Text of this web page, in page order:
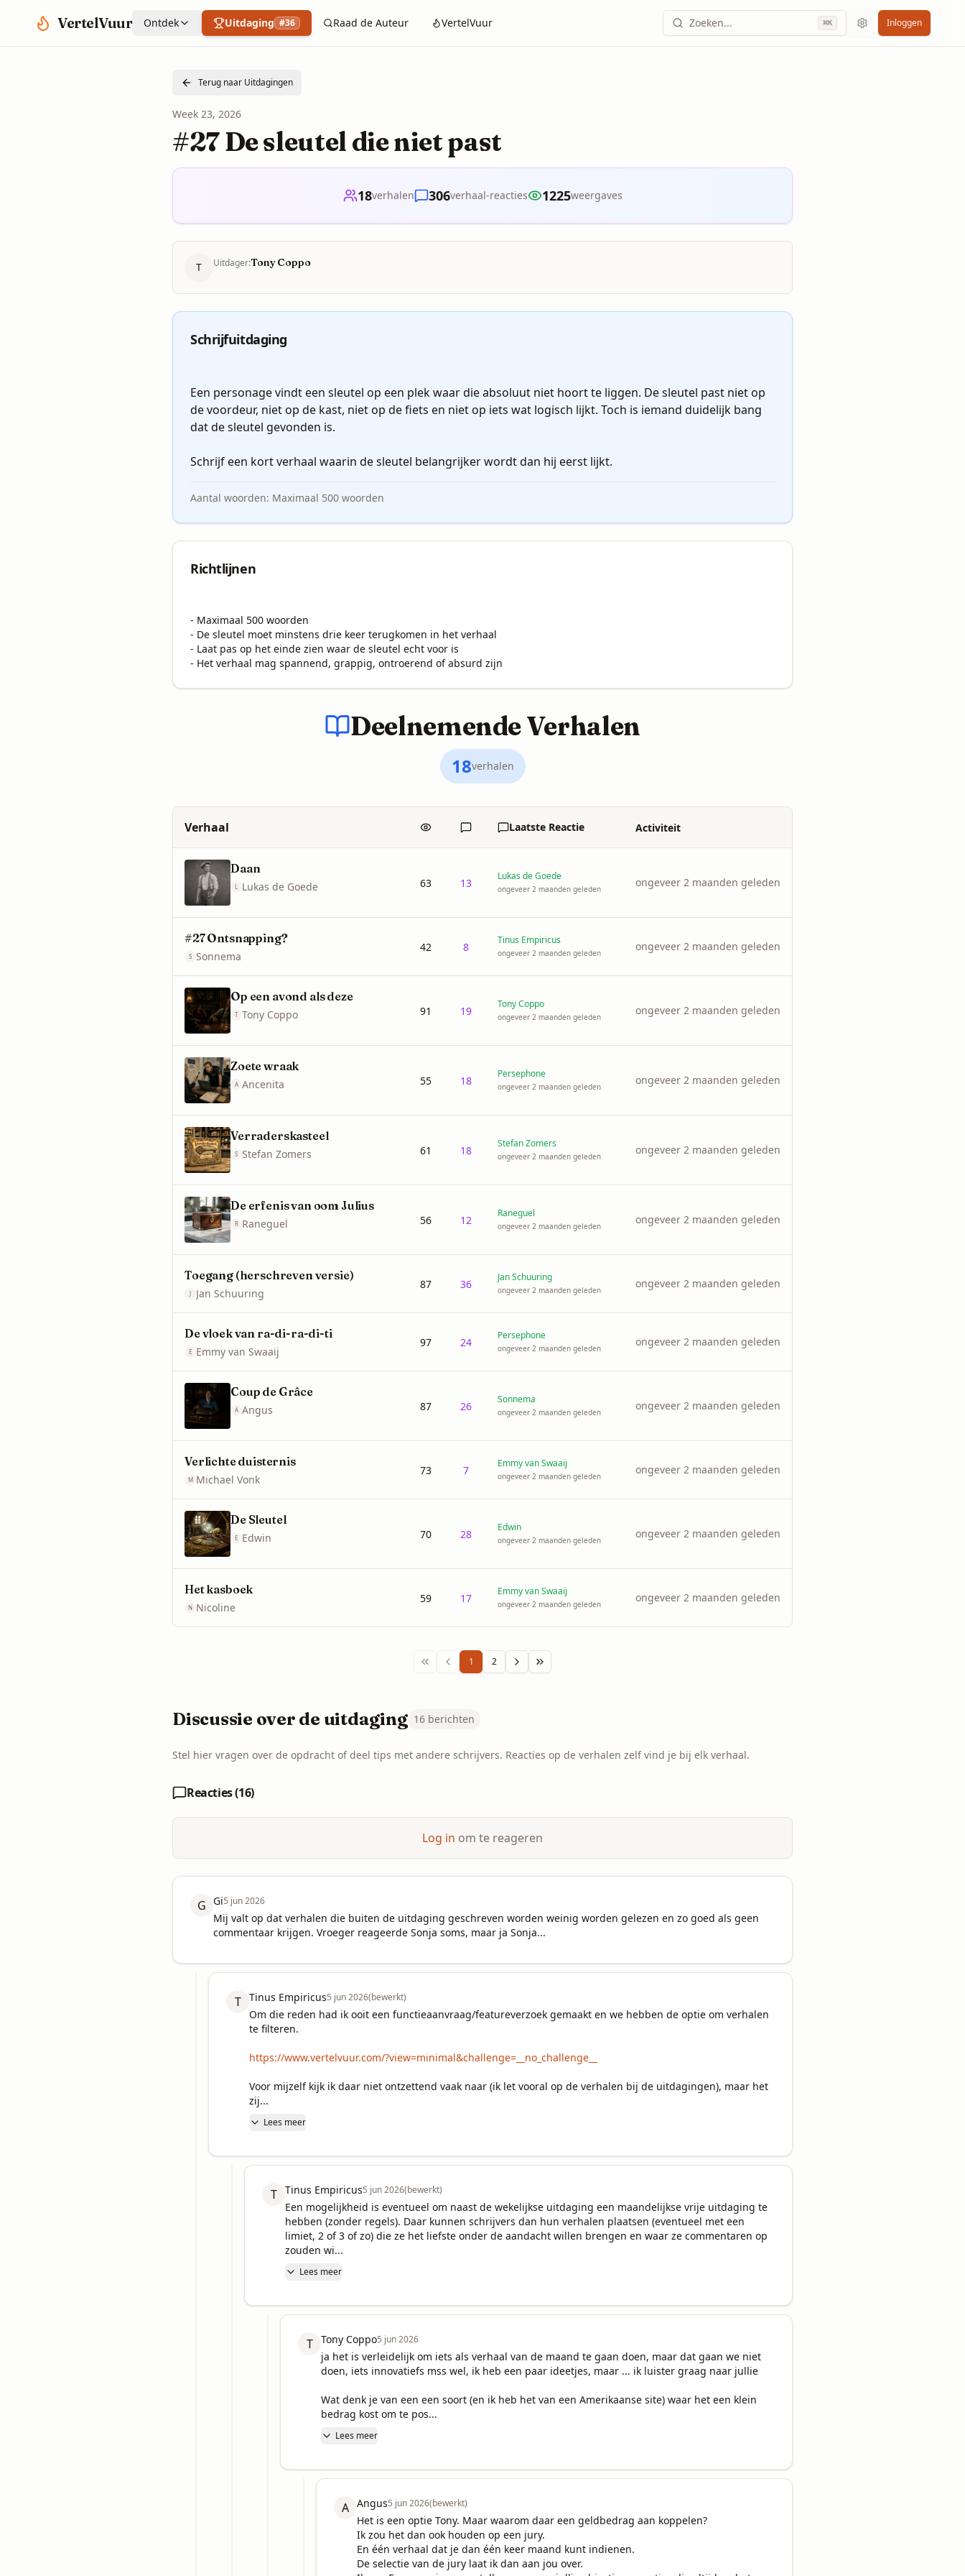
VertelVuur Ontdek Uitdaging #36 Raad de Auteur VertelVuur Zoeken... ⌘K Inloggen
Terug naar Uitdagingen
Week 23, 2026
#27 De sleutel die niet past
18verhalen 306verhaal-reacties 1225weergaves
T Uitdager:Tony Coppo
Schrijfuitdaging
Een personage vindt een sleutel op een plek waar die absoluut niet hoort te liggen. De sleutel past niet op
de voordeur, niet op de kast, niet op de fiets en niet op iets wat logisch lijkt. Toch is iemand duidelijk bang
dat de sleutel gevonden is.
Schrijf een kort verhaal waarin de sleutel belangrijker wordt dan hij eerst lijkt.
Aantal woorden: Maximaal 500 woorden
Richtlijnen
- Maximaal 500 woorden
- De sleutel moet minstens drie keer terugkomen in het verhaal
- Laat pas op het einde zien waar de sleutel echt voor is
- Het verhaal mag spannend, grappig, ontroerend of absurd zijn
Deelnemende Verhalen
18verhalen
Verhaal BekekenReactiesLaatste Reactie Activiteit
Daan
L Lukas de Goede 63 13
Lukas de Goede
ongeveer 2 maanden geleden ongeveer 2 maanden geleden
#27 Ontsnapping?
S Sonnema
42 8
Tinus Empiricus
ongeveer 2 maanden geleden ongeveer 2 maanden geleden
Op een avond als deze
T Tony Coppo 91 19
Tony Coppo
ongeveer 2 maanden geleden ongeveer 2 maanden geleden
Zoete wraak
A Ancenita 55 18
Persephone
ongeveer 2 maanden geleden ongeveer 2 maanden geleden
Verraderskasteel
S Stefan Zomers 61 18
Stefan Zomers
ongeveer 2 maanden geleden ongeveer 2 maanden geleden
De erfenis van oom Julius
R Raneguel 56 12
Raneguel
ongeveer 2 maanden geleden ongeveer 2 maanden geleden
Toegang (herschreven versie)
J Jan Schuuring
87 36
Jan Schuuring
ongeveer 2 maanden geleden ongeveer 2 maanden geleden
De vloek van ra-di-ra-di-ti
E Emmy van Swaaij
97 24
Persephone
ongeveer 2 maanden geleden ongeveer 2 maanden geleden
Coup de Grâce
A Angus 87 26
Sonnema
ongeveer 2 maanden geleden ongeveer 2 maanden geleden
Verlichte duisternis
M Michael Vonk
73 7
Emmy van Swaaij
ongeveer 2 maanden geleden ongeveer 2 maanden geleden
De Sleutel
E Edwin 70 28
Edwin
ongeveer 2 maanden geleden ongeveer 2 maanden geleden
Het kasboek
N Nicoline
59 17
Emmy van Swaaij
ongeveer 2 maanden geleden ongeveer 2 maanden geleden
1 2
Discussie over de uitdaging 16 berichten
Stel hier vragen over de opdracht of deel tips met andere schrijvers. Reacties op de verhalen zelf vind je bij elk verhaal.
Reacties (16)
Log in om te reageren
G Gi5 jun 2026
Mij valt op dat verhalen die buiten de uitdaging geschreven worden weinig worden gelezen en zo goed als geen
commentaar krijgen. Vroeger reageerde Sonja soms, maar ja Sonja...
T Tinus Empiricus5 jun 2026(bewerkt)
Om die reden had ik ooit een functieaanvraag/featureverzoek gemaakt en we hebben de optie om verhalen
te filteren.
https://www.vertelvuur.com/?view=minimal&challenge=__no_challenge__
Voor mijzelf kijk ik daar niet ontzettend vaak naar (ik let vooral op de verhalen bij de uitdagingen), maar het
zij...
Lees meer
T Tinus Empiricus5 jun 2026(bewerkt)
Een mogelijkheid is eventueel om naast de wekelijkse uitdaging een maandelijkse vrije uitdaging te
hebben (zonder regels). Daar kunnen schrijvers dan hun verhalen plaatsen (eventueel met een
limiet, 2 of 3 of zo) die ze het liefste onder de aandacht willen brengen en waar ze commentaren op
zouden wi...
Lees meer
T Tony Coppo5 jun 2026
ja het is verleidelijk om iets als verhaal van de maand te gaan doen, maar dat gaan we niet
doen, iets innovatiefs mss wel, ik heb een paar ideetjes, maar ... ik luister graag naar jullie
Wat denk je van een een soort (en ik heb het van een Amerikaanse site) waar het een klein
bedrag kost om te pos...
Lees meer
A Angus5 jun 2026(bewerkt)
Het is een optie Tony. Maar waarom daar een geldbedrag aan koppelen?
Ik zou het dan ook houden op een jury.
En één verhaal dat je dan één keer maand kunt indienen.
De selectie van de jury laat ik dan aan jou over.